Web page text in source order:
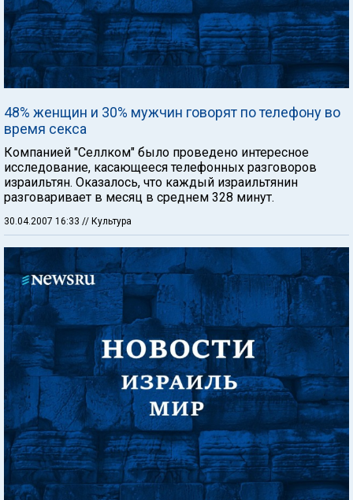
48% женщин и 30% мужчин говорят по телефону во
время секса
Компанией "Селлком" было проведено интересное
исследование, касающееся телефонных разговоров
израильтян. Оказалось, что каждый израильтянин
разговаривает в месяц в среднем 328 минут.
30.04.2007 16:33 // Культура